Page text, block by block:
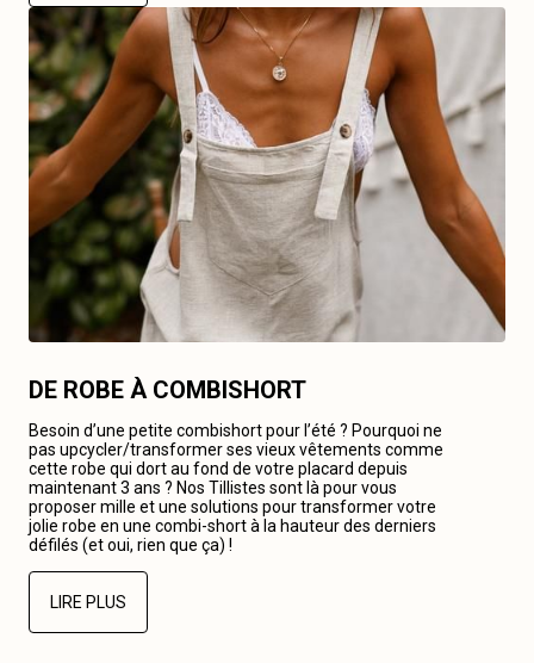
DE ROBE À COMBISHORT
Besoin d’une petite combishort pour l’été ? Pourquoi ne
pas upcycler/transformer ses vieux vêtements comme
cette robe qui dort au fond de votre placard depuis
maintenant 3 ans ? Nos Tillistes sont là pour vous
proposer mille et une solutions pour transformer votre
jolie robe en une combi-short à la hauteur des derniers
défilés (et oui, rien que ça) !
LIRE PLUS